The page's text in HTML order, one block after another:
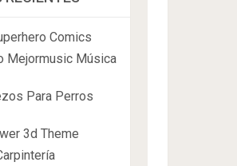
Comics
Mejormusic Música
Para Perros
3d Theme